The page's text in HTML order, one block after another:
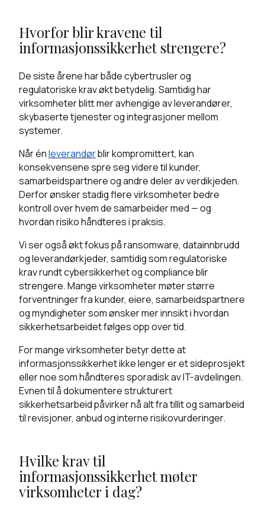
Hvorfor blir kravene til
informasjonssikkerhet strengere?
De siste årene har både cybertrusler og
regulatoriske krav økt betydelig. Samtidig har
virksomheter blitt mer avhengige av leverandører,
skybaserte tjenester og integrasjoner mellom
systemer.
Når énleverandørblir kompromittert, kan
konsekvensene spre seg videre til kunder,
samarbeidspartnere og andre deler av verdikjeden.
Derfor ønsker stadig flere virksomheter bedre
kontroll over hvem de samarbeider med — og
hvordan risiko håndteres i praksis.
Vi ser også økt fokus på ransomware, datainnbrudd
og leverandørkjeder, samtidig som regulatoriske
krav rundt cybersikkerhet og compliance blir
strengere. Mange virksomheter møter større
forventninger fra kunder, eiere, samarbeidspartnere
og myndigheter som ønsker mer innsikt i hvordan
sikkerhetsarbeidet følges opp over tid.
For mange virksomheter betyr dette at
informasjonssikkerhet ikke lenger er et sideprosjekt
eller noe som håndteres sporadisk av IT-avdelingen.
Evnen til å dokumentere strukturert
sikkerhetsarbeid påvirker nå alt fra tillit og samarbeid
til revisjoner, anbud og interne risikovurderinger.
Hvilke krav til
informasjonssikkerhet møter
virksomheter i dag?